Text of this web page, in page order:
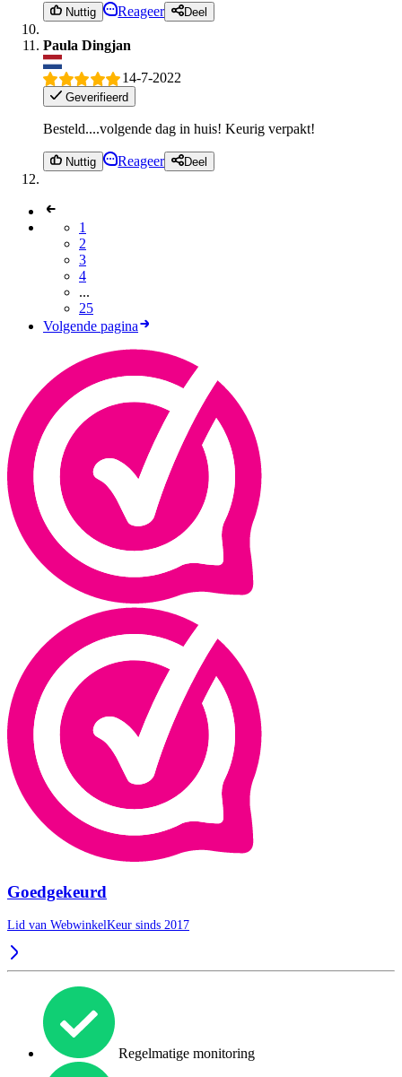
Nuttig Reageer Deel
Paula Dingjan
14-7-2022
Geverifieerd
Besteld....volgende dag in huis! Keurig verpakt!
Nuttig Reageer Deel
1
2
3
4
...
25
Volgende pagina
Goedgekeurd
Lid van WebwinkelKeur sinds 2017
Regelmatige monitoring